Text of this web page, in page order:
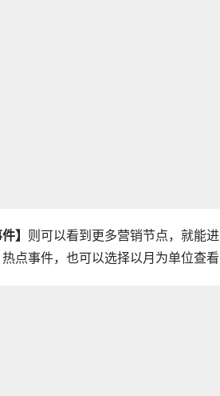
】 则可以看到更多营销节点，就能
点事件，也可以选择以月为单位查看